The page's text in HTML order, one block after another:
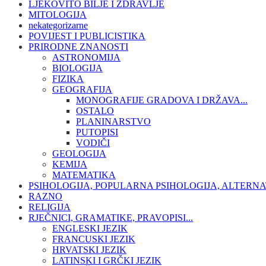
LJEKOVITO BILJE I ZDRAVLJE
MITOLOGIJA
nekategorizarne
POVIJEST I PUBLICISTIKA
PRIRODNE ZNANOSTI
ASTRONOMIJA
BIOLOGIJA
FIZIKA
GEOGRAFIJA
MONOGRAFIJE GRADOVA I DRŽAVA...
OSTALO
PLANINARSTVO
PUTOPISI
VODIČI
GEOLOGIJA
KEMIJA
MATEMATIKA
PSIHOLOGIJA, POPULARNA PSIHOLOGIJA,
RAZNO
RELIGIJA
RJEČNICI, GRAMATIKE, PRAVOPISI...
ENGLESKI JEZIK
FRANCUSKI JEZIK
HRVATSKI JEZIK
LATINSKI I GRČKI JEZIK